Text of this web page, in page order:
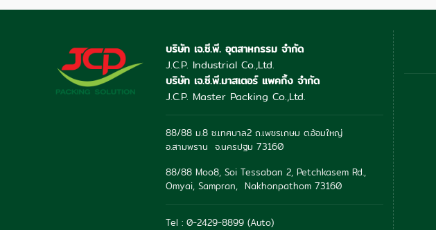
บริษัท เจ.ซี.พี. อุตสาหกรรม จำกัด
J.C.P. Industrial Co.,Ltd.
บริษัท เจ.ซี.พี.มาสเตอร์ แพคกิ้ง จำกัด
J.C.P. Master Packing Co.,Ltd.
88/88 ม.8 ซ.เทศบาล2 ถ.เพชรเกษม ต.อ้อมใหญ่
อ.สามพราน จ.นครปฐม 73160
88/88 Moo8, Soi Tessaban 2, Petchkasem Rd.,
Omyai, Sampran, Nakhonpathom 73160
Tel : 0-2429-8899 (Auto)